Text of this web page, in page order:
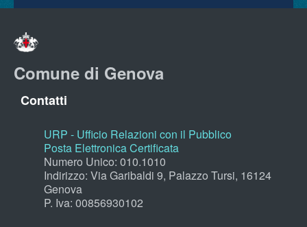
Comune di Genova
Contatti
URP - Ufficio Relazioni con il Pubblico
Posta Elettronica Certificata
Numero Unico: 010.1010
Indirizzo: Via Garibaldi 9, Palazzo Tursi, 16124
Genova
P. Iva: 00856930102